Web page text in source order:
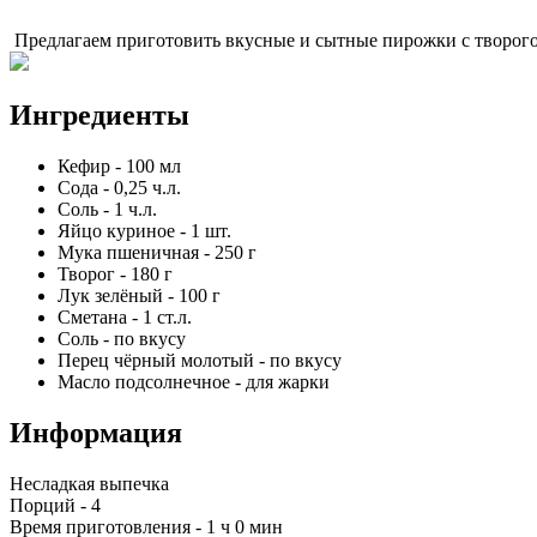
Предлагаем приготовить вкусные и сытные пирожки с
Ингредиенты
Кефир - 100 мл
Сода - 0,25 ч.л.
Соль - 1 ч.л.
Яйцо куриное - 1 шт.
Мука пшеничная - 250 г
Творог - 180 г
Лук зелёный - 100 г
Сметана - 1 ст.л.
Соль - по вкусу
Перец чёрный молотый - по вкусу
Масло подсолнечное - для жарки
Информация
Несладкая выпечка
Порций - 4
Время приготовления - 1 ч 0 мин